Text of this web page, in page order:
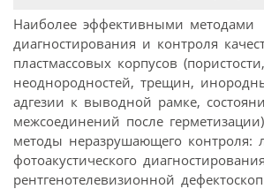
Наиболее эффективными методами
диагностирования и контроля
пластмассовых корпусов (пористости,
неоднородностей, трещин,
адгезии к выводной рамке,
межсоединений после
методы неразрушающего контроля:
фотоакустического
рентгенотелевизионной